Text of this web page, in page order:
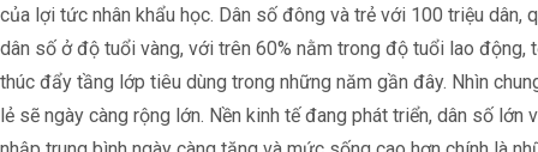
của lợi tức nhân khẩu học. Dân số đông và trẻ với 100 triệu
dân số ở độ tuổi vàng, với trên 60% nằm trong độ tuổi lao động,
thúc đẩy tầng lớp tiêu dùng trong những năm gần đây. Nhìn
lẻ sẽ ngày càng rộng lớn. Nền kinh tế đang phát triển, dân số lớn